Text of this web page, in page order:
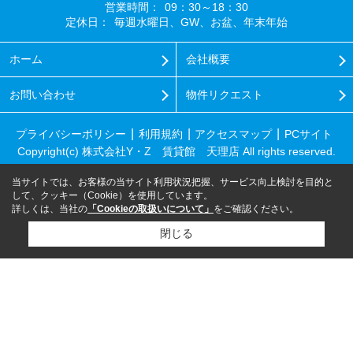
営業時間：
09：30～18：30
定休日：
毎週水曜日、GW、お盆、年末年始
ホーム 会社概要
お問い合わせ 物件リクエスト
プライバシーポリシー 利用規約 アクセスマップ
PCサイト
Copyright(c) 株式会社Y・Z 賃貸館 天理店 All rights reserved.
当サイトでは、お客様の当サイト利用状況把握、サービス向上検討を目的と
して、クッキー（Cookie）を使用しています。
詳しくは、当社の 「Cookieの取扱いについて」 をご確認ください。
閉じる